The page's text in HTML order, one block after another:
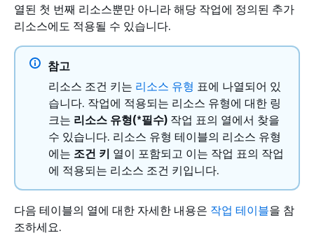
열된 첫 번째 리소스뿐만 아니라 해당 작업에 정의된 추가
리소스에도 적용될 수 있습니다.
참고
리소스 조건 키는 리소스 유형 표에 나열되어 있
습니다. 작업에 적용되는 리소스 유형에 대한 링
크는 리소스 유형(*필수) 작업 표의 열에서 찾을
수 있습니다. 리소스 유형 테이블의 리소스 유형
에는 조건 키 열이 포함되고 이는 작업 표의 작업
에 적용되는 리소스 조건 키입니다.
다음 테이블의 열에 대한 자세한 내용은 작업 테이블을 참
조하세요.